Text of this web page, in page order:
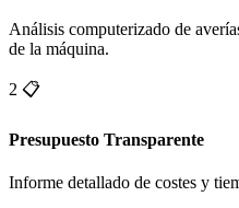
Análisis computerizado de
de la máquina.
2 📋
Presupuesto Transparente
Informe detallado de costes y